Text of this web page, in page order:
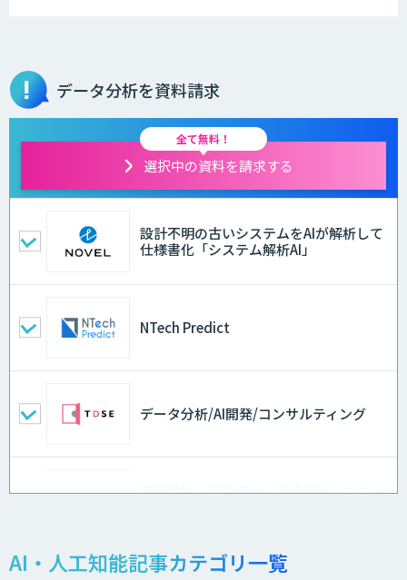
データ分析を資料請求
全て無料！
選択中の資料を請求する
設計不明の古いシステムをAIが解析して
仕様書化「システム解析AI」
NTech Predict
データ分析/AI開発/コンサルティング
異常検知・音声認識・画像解析システム
物品輸出から留学生・研究者のバックチ
AI・人工知能記事カテゴリ一覧